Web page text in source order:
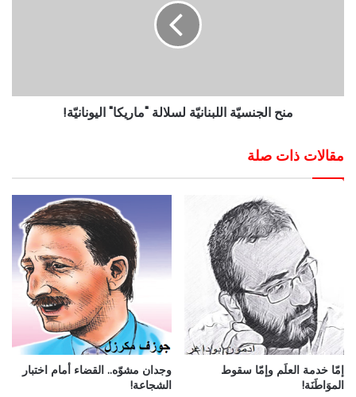
منح الجنسيّة اللبنانيّة لسلالة "ماريكا" اليونانيّة!
مقالات ذات صلة
إمّا خدمة العلَم وإمّا سقوط
الموَاطَنَة!
وجدان مشوّه.. القضاء أمام اختبار
الشجاعة!